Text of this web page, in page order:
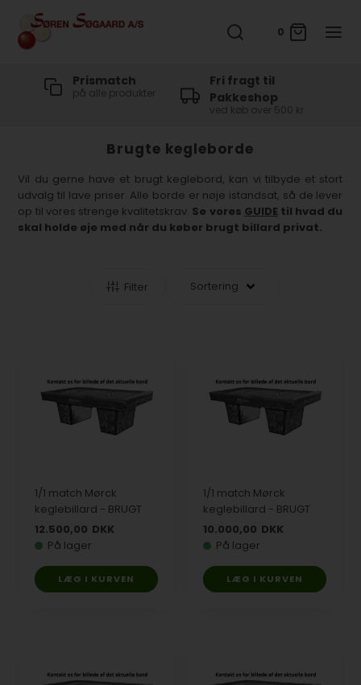
0
Prismatch
på alle produkter
Fri fragt til
Pakkeshop
ved køb over 500 kr
Brugte kegleborde
Vil du gerne have et brugt keglebord, kan vi tilbyde et stort
udvalg til lave priser. Alle borde er nøje istandsat, så de lever
op til vores strenge kvalitetskrav. Se vores GUIDE til hvad du
skal holde øje med når du køber brugt billard privat.
Filter
1/1 match Mørck
keglebillard - BRUGT
12.500,00 DKK
På lager
1/1 match Mørck
keglebillard - BRUGT
10.000,00 DKK
På lager